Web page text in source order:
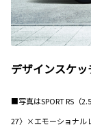
デザインスケッ
■写真はSPORT RS（
27〉×エモーショナル